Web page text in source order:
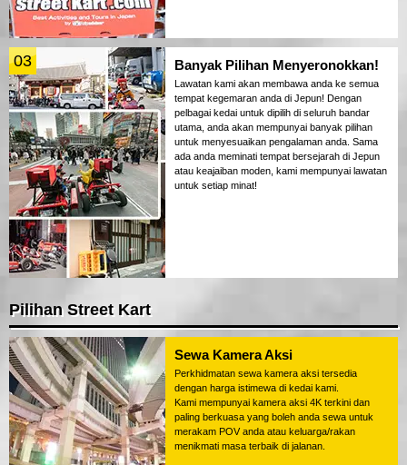
03 Banyak Pilihan Menyeronokkan!
Lawatan kami akan membawa anda ke semua
tempat kegemaran anda di Jepun! Dengan
pelbagai kedai untuk dipilih di seluruh bandar
utama, anda akan mempunyai banyak pilihan
untuk menyesuaikan pengalaman anda. Sama
ada anda meminati tempat bersejarah di Jepun
atau keajaiban moden, kami mempunyai lawatan
untuk setiap minat!
Pilihan Street Kart
Sewa Kamera Aksi
Perkhidmatan sewa kamera aksi tersedia
dengan harga istimewa di kedai kami.
Kami mempunyai kamera aksi 4K terkini dan
paling berkuasa yang boleh anda sewa untuk
merakam POV anda atau keluarga/rakan
menikmati masa terbaik di jalanan.